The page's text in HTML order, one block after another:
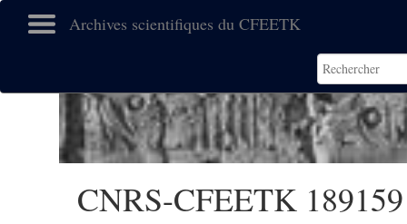
Archives scientifiques du CFEETK
CNRS-CFEETK 189159